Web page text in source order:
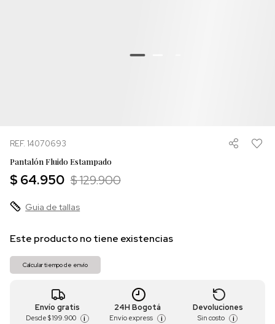
REF. 14070693
Pantalón Fluido Estampado
$ 64.950 $ 129.900
Guia de tallas
Este producto no tiene existencias
Calcular tiempo de envío
Envío gratis
Desde $ 199.900 i
24H Bogotá
Envío express i
Devoluciones
Sin costo i